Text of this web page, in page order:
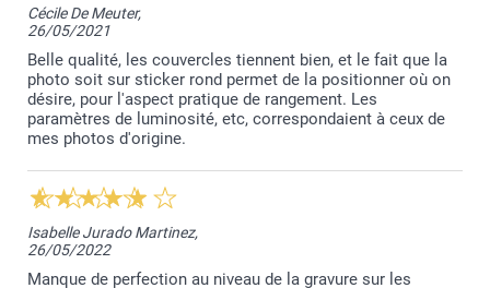
Cécile De Meuter,
26/05/2021
Belle qualité, les couvercles tiennent bien, et le fait que la
photo soit sur sticker rond permet de la positionner où on
désire, pour l'aspect pratique de rangement. Les
paramètres de luminosité, etc, correspondaient à ceux de
mes photos d'origine.
Isabelle Jurado Martinez,
26/05/2022
Manque de perfection au niveau de la gravure sur les